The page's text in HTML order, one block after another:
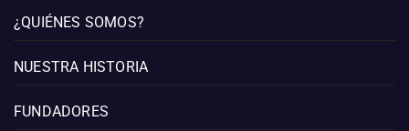
¿QUIÉNES SOMOS?
NUESTRA HISTORIA
FUNDADORES